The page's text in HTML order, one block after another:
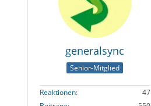
generalsync
Senior-Mitglied
Reaktionen
47